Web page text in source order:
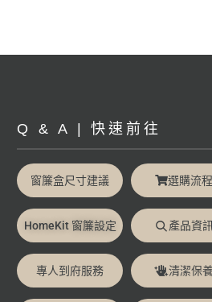
Q & A | 快速前往
窗簾盒尺寸建議 選購流程
HomeKit 窗簾設定 產品資訊
專人到府服務 清潔保